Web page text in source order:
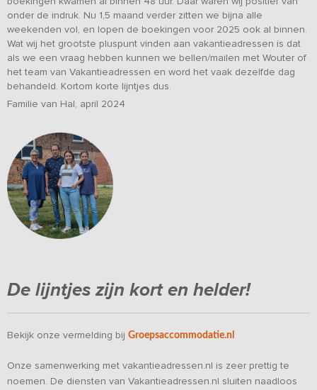
onder de indruk. Nu 1,5 maand verder zitten we bijna alle
weekenden vol, en lopen de boekingen voor 2025 ook al binnen.
Wat wij het grootste pluspunt vinden aan vakantieadressen is dat
als we een vraag hebben kunnen we bellen/mailen met Wouter of
het team van Vakantieadressen en word het vaak dezelfde dag
behandeld. Kortom korte lijntjes dus.
Familie van Hal, april 2024
De lijntjes zijn kort en helder!
Bekijk onze vermelding bij Groepsaccommodatie.nl
Onze samenwerking met vakantieadressen.nl is zeer prettig te
noemen. De diensten van Vakantieadressen.nl sluiten naadloos